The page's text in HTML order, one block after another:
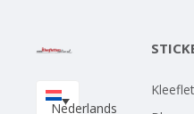
Nederlands